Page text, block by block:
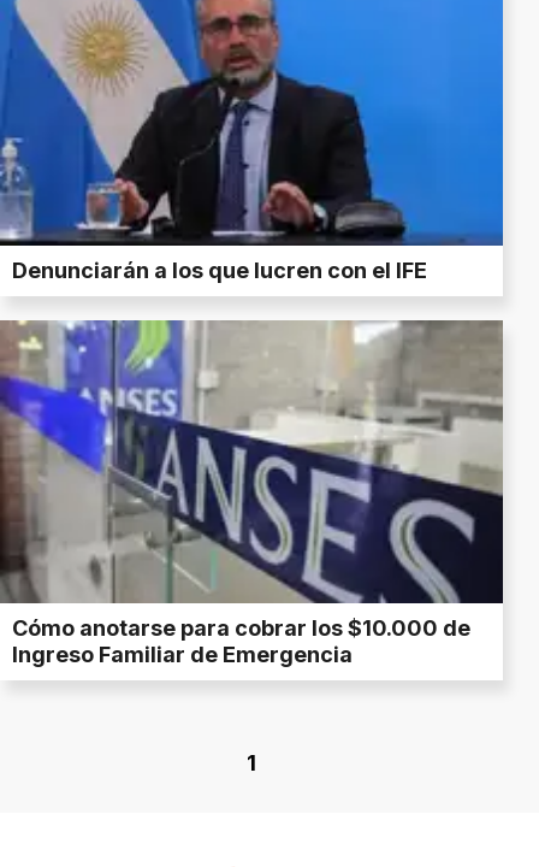
Denunciarán a los que lucren con el IFE
Cómo anotarse para cobrar los $10.000 de
Ingreso Familiar de Emergencia
1